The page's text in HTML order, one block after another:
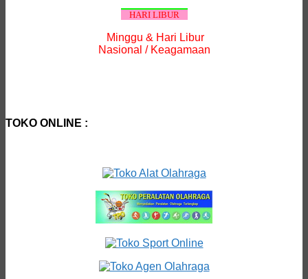
HARI LIBUR
Minggu & Hari Libur
Nasional / Keagamaan
TOKO ONLINE :